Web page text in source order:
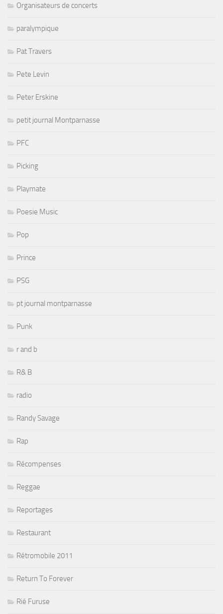
Organisateurs de concerts
paralympique
Pat Travers
Pete Levin
Peter Erskine
petit journal Montparnasse
PFC
Picking
Playmate
Poesie Music
Pop
Prince
PSG
pt journal montparnasse
Punk
r and b
R& B
radio
Randy Savage
Rap
Récompenses
Reggae
Reportages
Restaurant
Rétromobile 2011
Return To Forever
Rié Furuse